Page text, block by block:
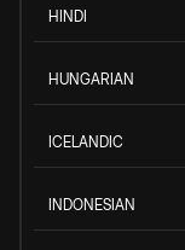
HINDI
HUNGARIAN
ICELANDIC
INDONESIAN